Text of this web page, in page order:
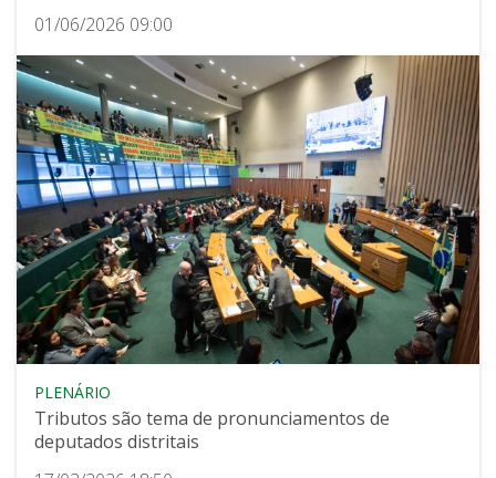
01/06/2026 09:00
PLENÁRIO
Tributos são tema de pronunciamentos de
deputados distritais